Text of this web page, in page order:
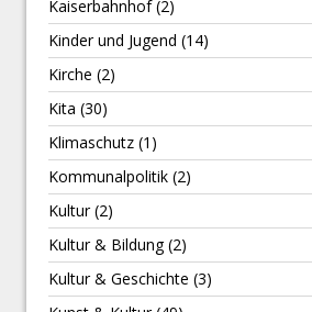
Kaiserbahnhof(2)
Kinder und Jugend (14)
Kirche (2)
Kita (30)
Klimaschutz (1)
Kommunalpolitik (2)
Kultur(2)
Kultur & Bildung(2)
Kultur & Geschichte (3)